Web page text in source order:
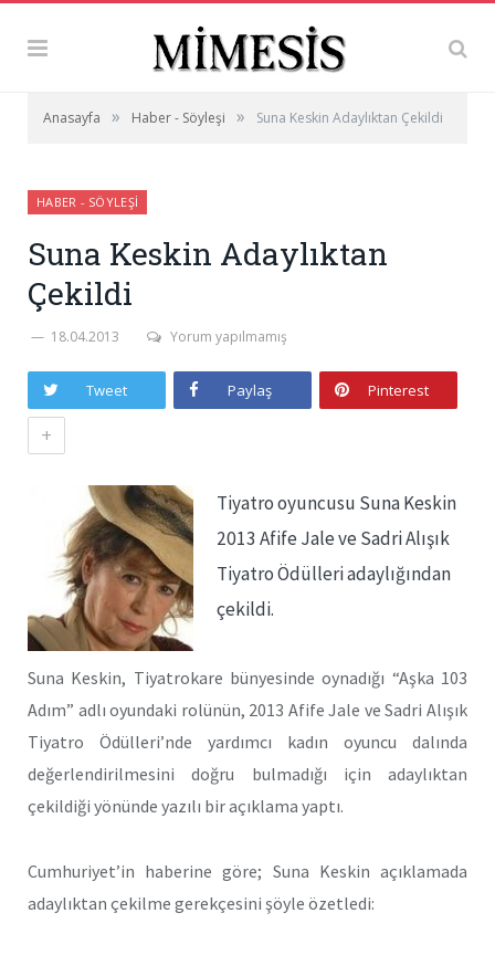
Anasayfa » Haber - Söyleşi » Suna Keskin Adaylıktan Çekildi
HABER - SÖYLEŞI
Suna Keskin Adaylıktan
Çekildi
18.04.2013 Yorum yapılmamış
Tweet Paylaş Pinterest
+
Tiyatro oyuncusu Suna Keskin
2013 Afife Jale ve Sadri Alışık
Tiyatro Ödülleri adaylığından
çekildi.
Suna Keskin, Tiyatrokare bünyesinde oynadığı “Aşka 103
Adım” adlı oyundaki rolünün, 2013 Afife Jale ve Sadri Alışık
Tiyatro Ödülleri’nde yardımcı kadın oyuncu dalında
değerlendirilmesini doğru bulmadığı için adaylıktan
çekildiği yönünde yazılı bir açıklama yaptı.
Cumhuriyet’in haberine göre; Suna Keskin açıklamada
adaylıktan çekilme gerekçesini şöyle özetledi: